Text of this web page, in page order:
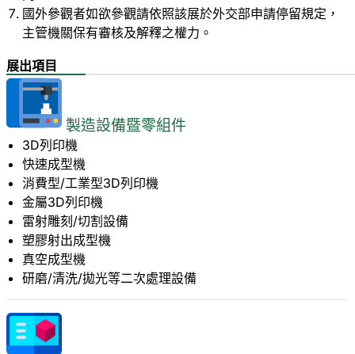
國外參觀者如欲參觀請依照該展於外交部申請停留規定，
主管機關保有審核及解釋之權力。
展出項目
製造設備暨零組件
3D列印機
快速成型機
消費型/工業型3D列印機
金屬3D列印機
雷射雕刻/切割設備
塑膠射出成型機
真空成型機
研磨/清洗/拋光等二次處理設備